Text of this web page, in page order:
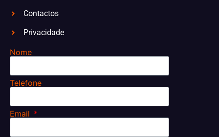
Contactos
Privacidade
Nome
Telefone
Email